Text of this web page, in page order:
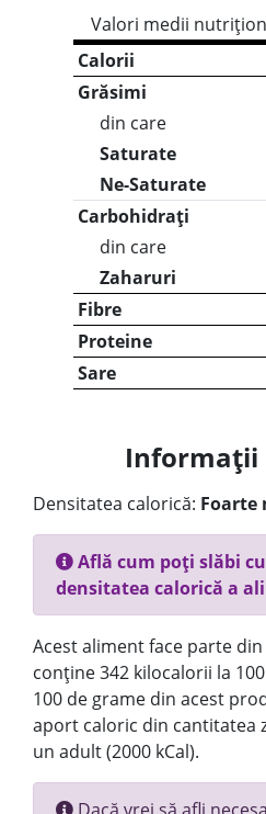
Valori medii
Calorii
Grăsimi
din care
Saturate
Ne-Saturate
Carbohidrați
din care
Zaharuri
Fibre
Proteine
Sare
Informații
Densitatea calorică: Foarte
Află cum poți slăbi
densitatea calorică a
Acest aliment face parte
conține 342 kilocalorii la
100 de grame din acest
aport caloric din cantitatea
un adult (2000 kCal).